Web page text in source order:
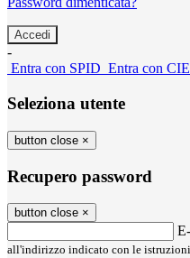
-
Entra con SPID Entra con CIE
Seleziona utente
button close ×
Recupero password
button close ×
all'indirizzo indicato con le istruzioni